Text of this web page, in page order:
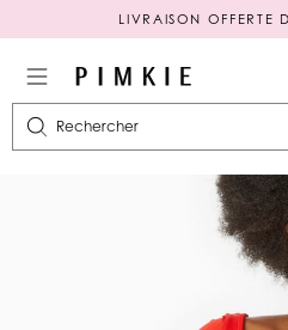
LIVRAISON OFFERTE
Rechercher